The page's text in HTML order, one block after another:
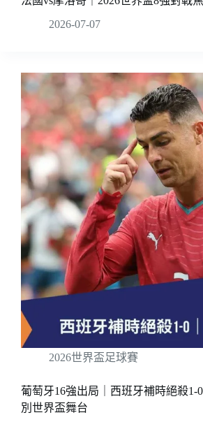
2026-07-07
2026世界盃足球賽
葡萄牙16強出局｜西班牙補時絕殺1-
別世界盃舞台